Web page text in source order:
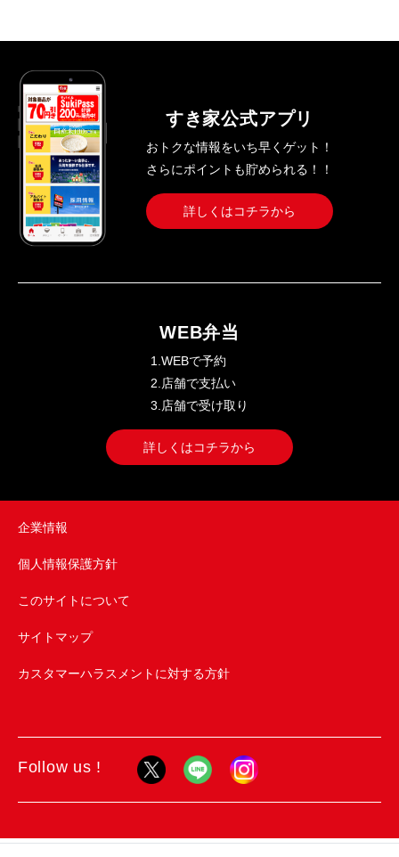
すき家公式アプリ
おトクな情報をいち早くゲット！
さらにポイントも貯められる！！
詳しくはコチラから
WEB弁当
1.WEBで予約
2.店舗で支払い
3.店舗で受け取り
詳しくはコチラから
企業情報
個人情報保護方針
このサイトについて
サイトマップ
カスタマーハラスメントに対する方針
Follow us !